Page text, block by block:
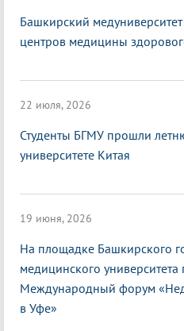
Башкирский
центров медицины
22 июля, 2026
Студенты БГМУ прошли
университете Китая
19 июня, 2026
На площадке Башкирского
медицинского университета
Международный форум
в Уфе»